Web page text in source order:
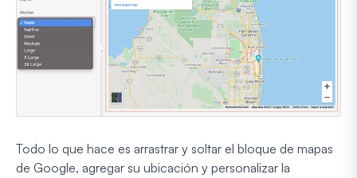
Todo lo que hace es arrastrar y soltar el bloque de mapas
de Google, agregar su ubicación y personalizar la